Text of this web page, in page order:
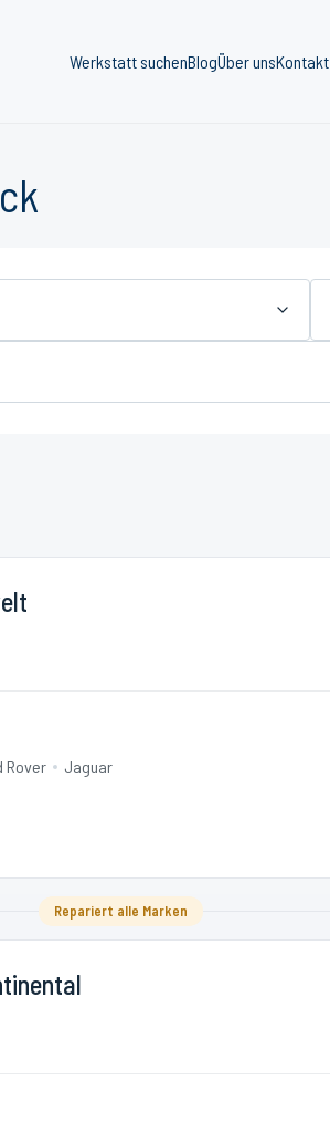
Werkstatt suchenBlogÜber unsKontakt
Rover Jaguar
Repariert alle Marken